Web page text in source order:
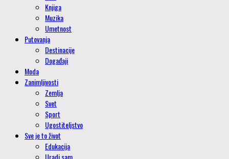
Knjiga
Muzika
Umetnost
Putovanja
Destinacije
Događaji
Moda
Zanimljivosti
Zemlja
Svet
Sport
Ugostiteljstvo
Sve je to život
Edukacija